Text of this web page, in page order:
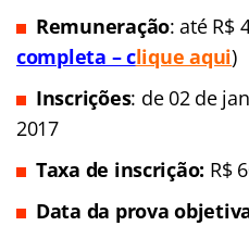
Remuneração: até R$
completa – clique aqui)
Inscrições: de 02 de
2017
Taxa de inscrição: R$
Data da prova